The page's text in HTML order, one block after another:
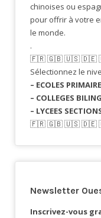
chinoises ou
pour offrir à votre
le monde.
.
🇫🇷​ 🇬🇧​ 🇺🇸​ 🇩🇪
Sélectionnez le
– ECOLES
– COLLEGES
– LYCEES
🇫🇷​ 🇬🇧​ 🇺🇸​ 🇩🇪
Newsletter
Inscrivez-vous